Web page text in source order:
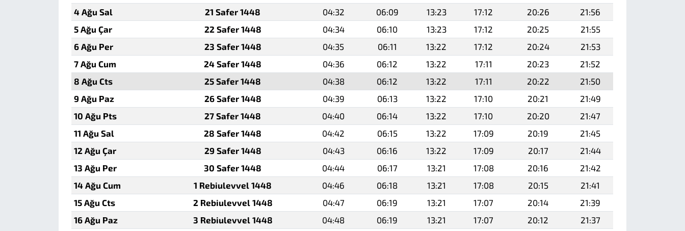
4 Ağu Sal
21 Safer 1448 04:32 06:09 13:23 17:12 20:26
21:56
5 Ağu Çar
22 Safer 1448 04:34 06:10 13:23 17:12 20:25
21:55
6 Ağu Per
23 Safer 1448 04:35 06:11 13:22 17:12 20:24
21:53
7 Ağu Cum
24 Safer 1448 04:36 06:12 13:22 17:11 20:23
21:52
8 Ağu Cts
25 Safer 1448 04:38 06:12 13:22 17:11 20:22
21:50
9 Ağu Paz
26 Safer 1448 04:39 06:13 13:22 17:10 20:21
21:49
10 Ağu Pts
27 Safer 1448 04:40 06:14 13:22 17:10 20:20
21:47
11 Ağu Sal
28 Safer 1448 04:42 06:15 13:22 17:09 20:19
21:45
12 Ağu Çar
29 Safer 1448 04:43 06:16 13:22 17:09 20:17
21:44
13 Ağu Per
30 Safer 1448 04:44 06:17 13:21 17:08 20:16
21:42
14 Ağu Cum
1 Rebiulevvel 1448 04:46 06:18 13:21 17:08 20:15
21:41
15 Ağu Cts
2 Rebiulevvel 1448 04:47 06:19 13:21 17:07 20:14
21:39
16 Ağu Paz
3 Rebiulevvel 1448 04:48 06:19 13:21 17:07 20:12
21:37